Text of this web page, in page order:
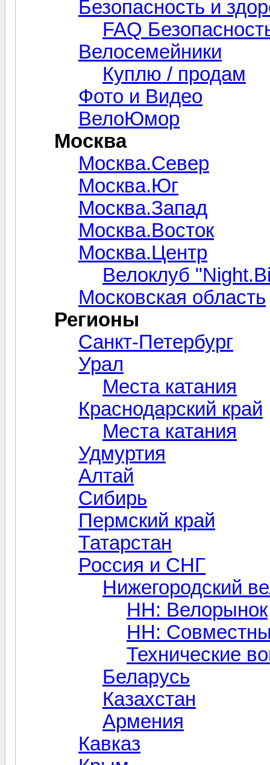
Безопасность и
FAQ
Велосемейники
Куплю / продам
Фото и Видео
ВелоЮмор
Москва
Москва.Север
Москва.Юг
Москва.Запад
Москва.Восток
Москва.Центр
Велоклуб
Московская область
Регионы
Санкт-Петербург
Урал
Места катания
Краснодарский край
Места катания
Удмуртия
Алтай
Сибирь
Пермский край
Татарстан
Россия и СНГ
Нижегородский
НН: Велорынок
НН:
Технические
Беларусь
Казахстан
Армения
Кавказ